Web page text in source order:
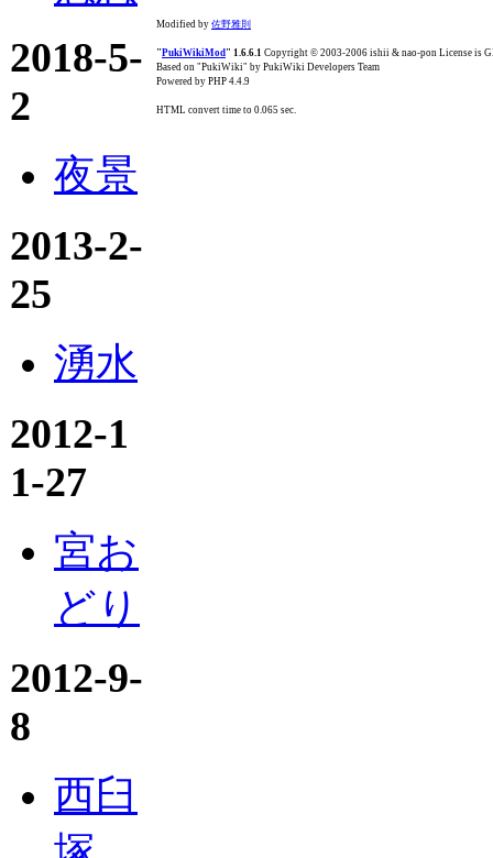
2018-5-
2
夜景
2013-2-
25
湧水
2012-1
1-27
宮お
どり
2012-9-
8
西臼
Modified by 佐野雅則
"PukiWikiMod" 1.6.6.1 Copyright © 2003-2006 ishii & nao-pon License is
Based on "PukiWiki" by PukiWiki Developers Team
Powered by PHP 4.4.9
HTML convert time to 0.065 sec.